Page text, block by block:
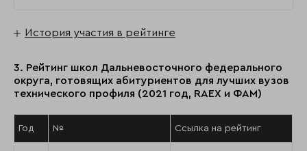
История участия в рейтинге
3. Рейтинг школ Дальневосточного федерального
округа, готовящих абитуриентов для лучших вузов
технического профиля (2021 год, RAEX и ФАМ)
Год № Ссылка на рейтинг